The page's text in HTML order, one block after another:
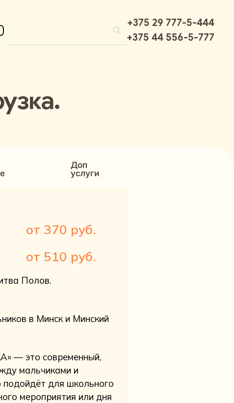
+375 29 777-5-444
+375 44 556-5-777
Доп
услуги
от 370 руб.
от 510 руб.
Полов.
в Минск и Минский
— это современный,
мальчиками и
для школьного
мероприятия или дня